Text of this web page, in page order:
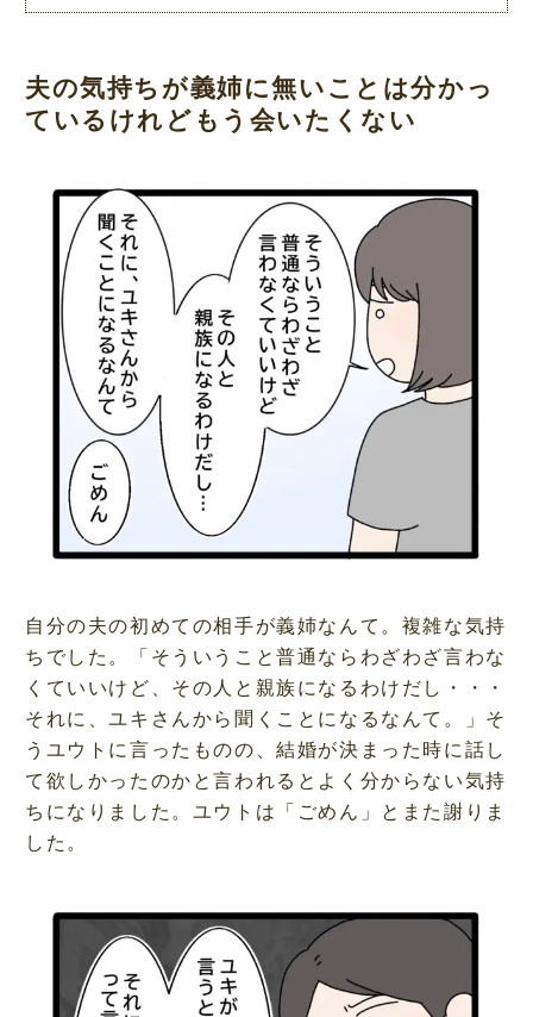
夫の気持ちが義姉に無いことは分かっ
ているけれどもう会いたくない
自分の夫の初めての相手が義姉なんて。複雑な気持
ちでした。「そういうこと普通ならわざわざ言わな
くていいけど、その人と親族になるわけだし・・・
それに、ユキさんから聞くことになるなんて。」そ
うユウトに言ったものの、結婚が決まった時に話し
て欲しかったのかと言われるとよく分からない気持
ちになりました。ユウトは「ごめん」とまた謝りま
した。